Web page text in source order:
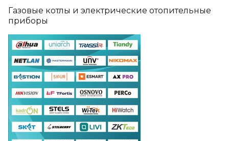
Газовые котлы и электрические отопительные
приборы